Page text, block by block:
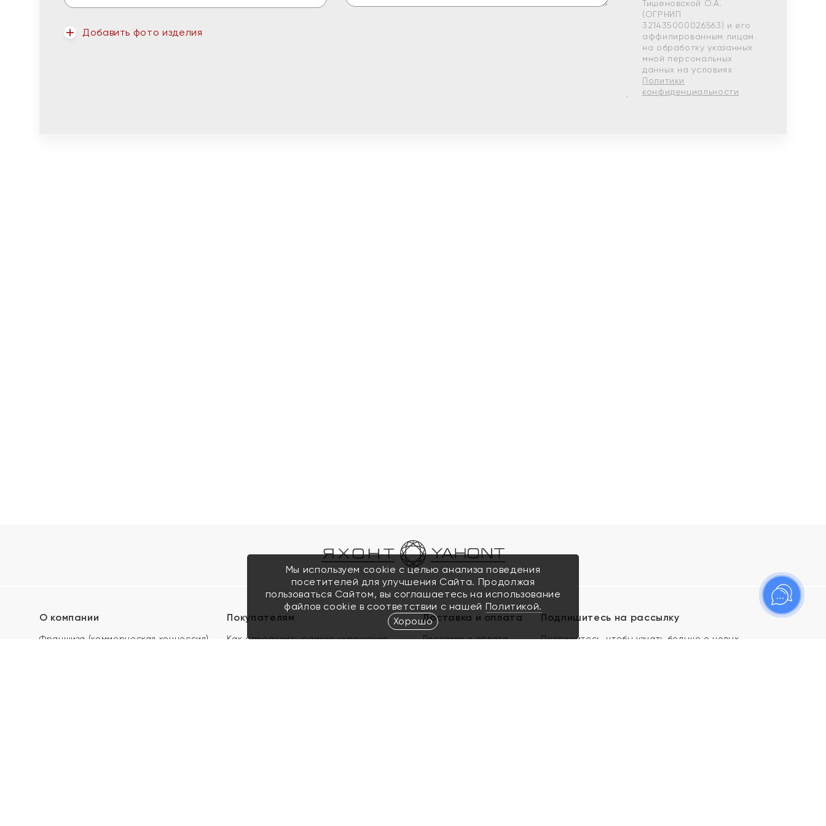
Добавить фото изделия
Тишеновской О.А.
(ОГРНИП
321435000026563) и его
аффилированным лицам
на обработку указанных
мной персональных
данных на условиях
Политики
конфиденциальности
О компании
Франшиза (коммерческая концессия)
Покупателям
Как определить размер украшения
Доставка и оплата
Доставка и оплата
Подпишитесь на рассылку
Подпишитесь, чтобы узнать больше о новых
Мы используем cookie с целью анализа поведения
посетителей для улучшения Сайта. Продолжая
пользоваться Сайтом, вы соглашаетесь на использование
файлов cookie в соответствии с нашей Политикой.
Хорошо